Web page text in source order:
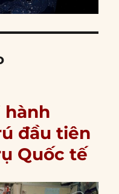
hành
đầu tiên
Quốc tế